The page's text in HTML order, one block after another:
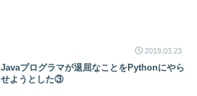
2019.03.23
Javaプログラマが退屈なことをPythonにやら
せようとした③